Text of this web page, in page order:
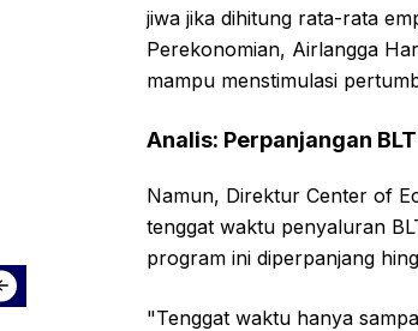
jiwa jika dihitung rata-rata
Perekonomian, Airlangga
mampu menstimulasi
Analis: Perpanjangan
Namun, Direktur Center of
tenggat waktu penyaluran
program ini diperpanjang
"Tenggat waktu hanya